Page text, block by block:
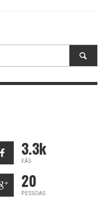
3.3k
FÃS
20
PESSOAS